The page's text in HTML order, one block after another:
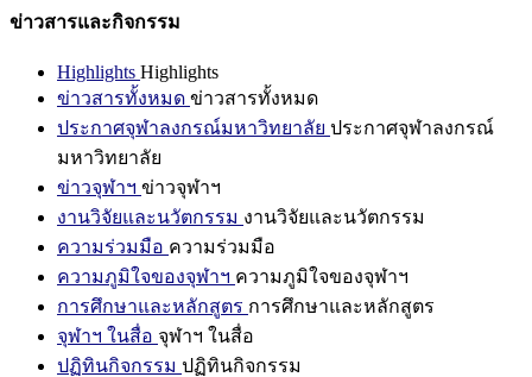
ข่าวสารและกิจกรรม
Highlights Highlights
ข่าวสารทั้งหมด ข่าวสารทั้งหมด
ประกาศจุฬาลงกรณ์มหาวิทยาลัย ประกาศจุฬาลงกรณ์
มหาวิทยาลัย
ข่าวจุฬาฯ ข่าวจุฬาฯ
งานวิจัยและนวัตกรรม งานวิจัยและนวัตกรรม
ความร่วมมือ ความร่วมมือ
ความภูมิใจของจุฬาฯ ความภูมิใจของจุฬาฯ
การศึกษาและหลักสูตร การศึกษาและหลักสูตร
จุฬาฯ ในสื่อ จุฬาฯ ในสื่อ
ปฏิทินกิจกรรม ปฏิทินกิจกรรม